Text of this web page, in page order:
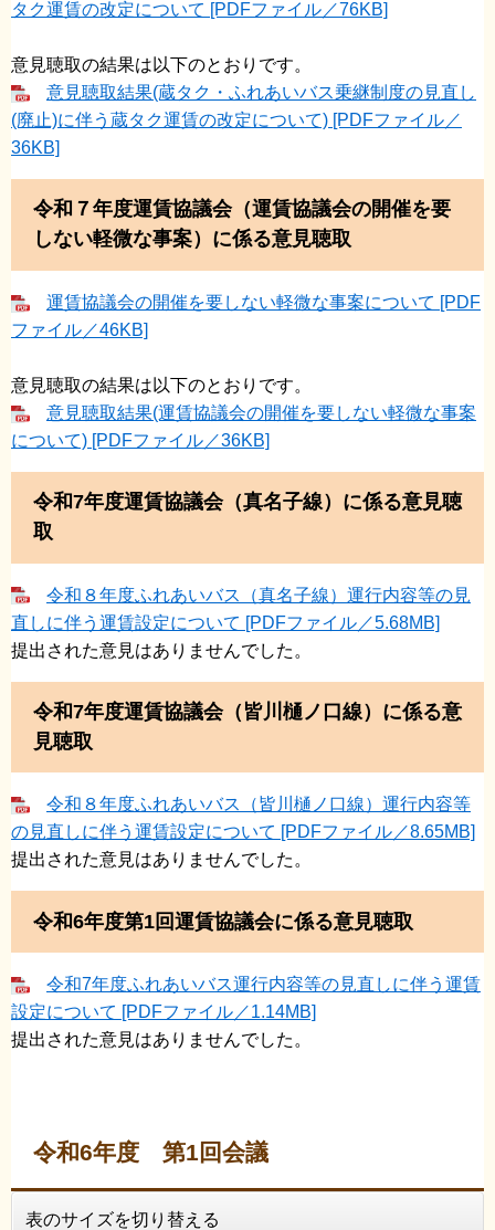
タク運賃の改定について [PDFファイル／76KB]
意見聴取の結果は以下のとおりです。
意見聴取結果(蔵タク・ふれあいバス乗継制度の見直し
(廃止)に伴う蔵タク運賃の改定について) [PDFファイル／
36KB]
令和７年度運賃協議会（運賃協議会の開催を要
しない軽微な事案）に係る意見聴取
運賃協議会の開催を要しない軽微な事案について [PDF
ファイル／46KB]
意見聴取の結果は以下のとおりです。
意見聴取結果(運賃協議会の開催を要しない軽微な事案
について) [PDFファイル／36KB]
令和7年度運賃協議会（真名子線）に係る意見聴
取
令和８年度ふれあいバス（真名子線）運行内容等の見
直しに伴う運賃設定について [PDFファイル／5.68MB]
提出された意見はありませんでした。
令和7年度運賃協議会（皆川樋ノ口線）に係る意
見聴取
令和８年度ふれあいバス（皆川樋ノ口線）運行内容等
の見直しに伴う運賃設定について [PDFファイル／8.65MB]
提出された意見はありませんでした。
令和6年度第1回運賃協議会に係る意見聴取
令和7年度ふれあいバス運行内容等の見直しに伴う運賃
設定について [PDFファイル／1.14MB]
提出された意見はありませんでした。
令和6年度 第1回会議
表のサイズを切り替える